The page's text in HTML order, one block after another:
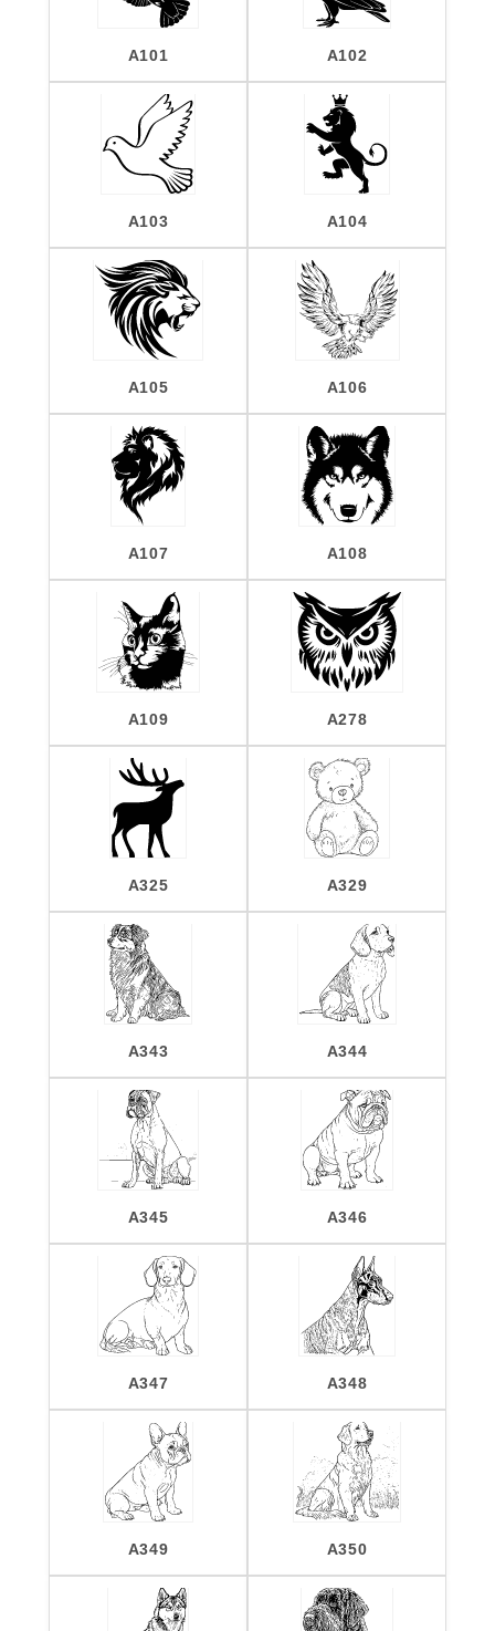
A101 A102
A103 A104
A105 A106
A107 A108
A109 A278
A325 A329
A343 A344
A345 A346
A347 A348
A349 A350